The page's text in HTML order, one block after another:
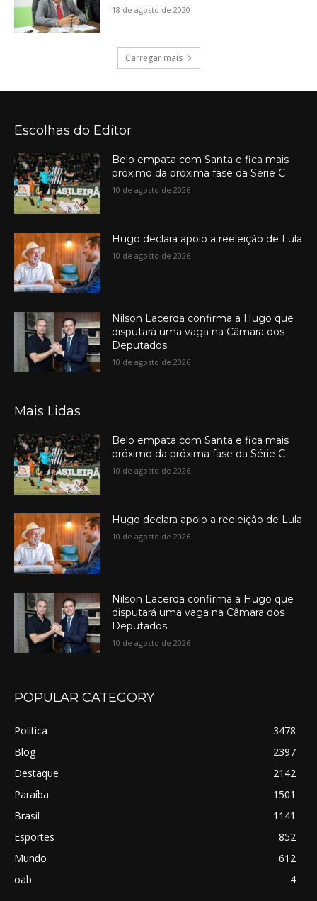
18 de agosto de 2020
Carregar mais
Escolhas do Editor
Belo empata com Santa e fica mais
próximo da próxima fase da Série C
10 de agosto de 2026
Hugo declara apoio a reeleição de Lula
10 de agosto de 2026
Nilson Lacerda confirma a Hugo que
disputará uma vaga na Câmara dos
Deputados
10 de agosto de 2026
Mais Lidas
Belo empata com Santa e fica mais
próximo da próxima fase da Série C
10 de agosto de 2026
Hugo declara apoio a reeleição de Lula
10 de agosto de 2026
Nilson Lacerda confirma a Hugo que
disputará uma vaga na Câmara dos
Deputados
10 de agosto de 2026
POPULAR CATEGORY
Política
3478
Blog
2397
Destaque
2142
Paraíba
1501
Brasil
1141
Esportes
852
Mundo
612
oab
4